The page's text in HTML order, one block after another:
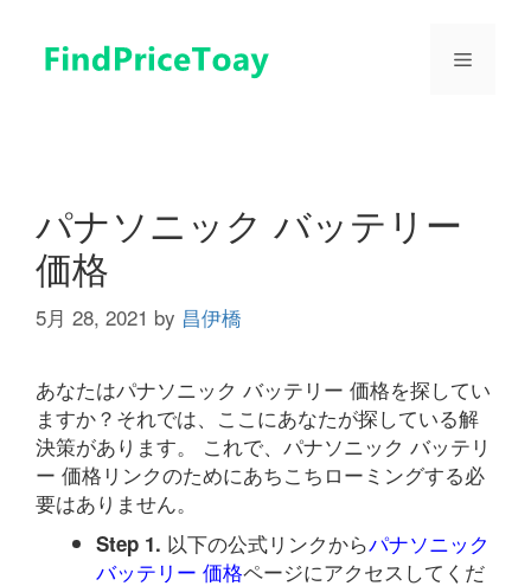
メ
パナソニック バッテリー
価格
5月 28, 2021 by 昌伊橋
あなたはパナソニック バッテリー 価格を探してい
ますか？それでは、ここにあなたが探している解
決策があります。 これで、パナソニック バッテリ
ー 価格リンクのためにあちこちローミングする必
要はありません。
Step 1. 以下の公式リンクからパナソニック
バッテリー 価格ページにアクセスしてくだ